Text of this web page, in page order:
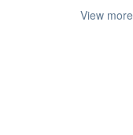
View more